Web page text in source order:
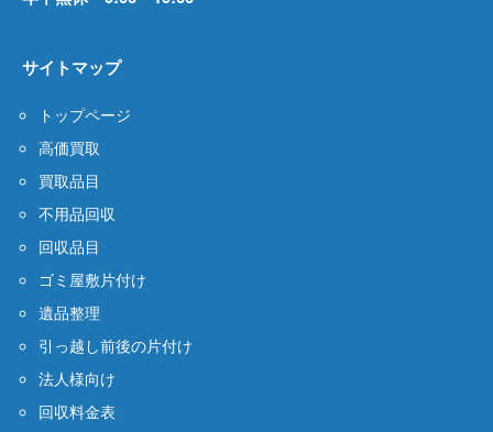
サイトマップ
トップページ
高価買取
買取品目
不用品回収
回収品目
ゴミ屋敷片付け
遺品整理
引っ越し前後の片付け
法人様向け
回収料金表